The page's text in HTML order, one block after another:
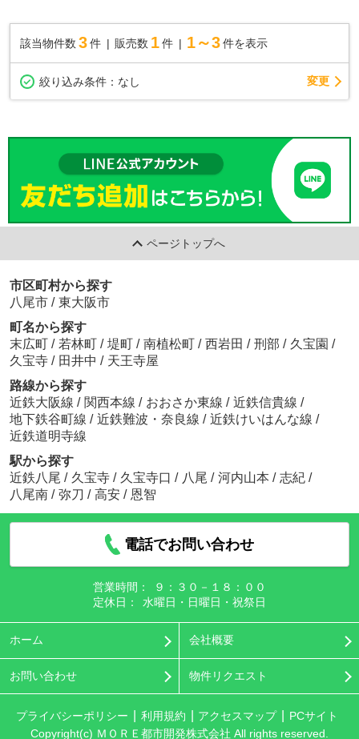
該当物件数 3件 販売数 1 件 1～3 件を表示
絞り込み条件： なし 変更
ページトップへ
市区町村から探す
八尾市 / 東大阪市
町名から探す
末広町 / 若林町 / 堤町 / 南植松町 / 西岩田 / 刑部 / 久宝園 /
久宝寺 / 田井中 / 天王寺屋
路線から探す
近鉄大阪線 / 関西本線 / おおさか東線 / 近鉄信貴線 /
地下鉄谷町線 / 近鉄難波・奈良線 / 近鉄けいはんな線 /
近鉄道明寺線
駅から探す
近鉄八尾 / 久宝寺 / 久宝寺口 / 八尾 / 河内山本 / 志紀 /
八尾南 / 弥刀 / 高安 / 恩智
電話でお問い合わせ
営業時間：
９：３０－１８：００
定休日：
水曜日・日曜日・祝祭日
ホーム 会社概要
お問い合わせ 物件リクエスト
プライバシーポリシー 利用規約 アクセスマップ
PCサイト
Copyright(c) ＭＯＲＥ都市開発株式会社 All rights reserved.